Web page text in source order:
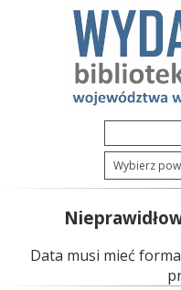
Data musi mieć